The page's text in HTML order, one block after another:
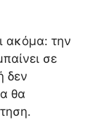
ακόμα: την
σε
δεν
θα